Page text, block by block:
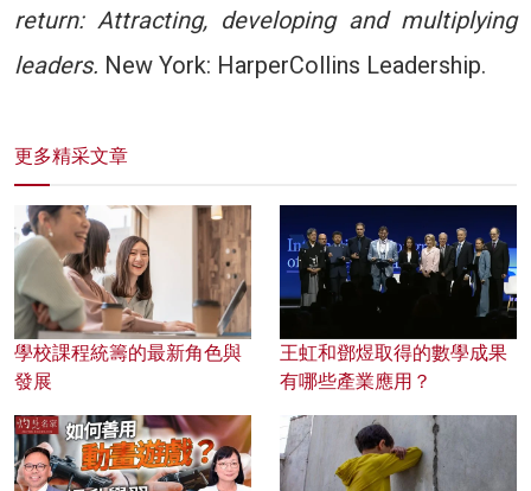
return: Attracting, developing and multiplying
leaders. New York: HarperCollins Leadership.
更多精采文章
學校課程統籌的最新角色與
發展
王虹和鄧煜取得的數學成果
有哪些產業應用？